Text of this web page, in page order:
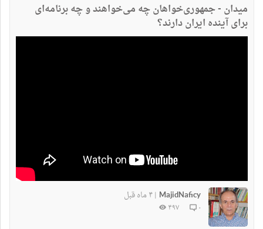
میدان - جمهوری‌خواهان چه می‌خواهند و چه برنامه‌ای
برای آینده ایران دارند؟
MajidNaficy
|۴ ماه قبل
۰ ۴۹۷